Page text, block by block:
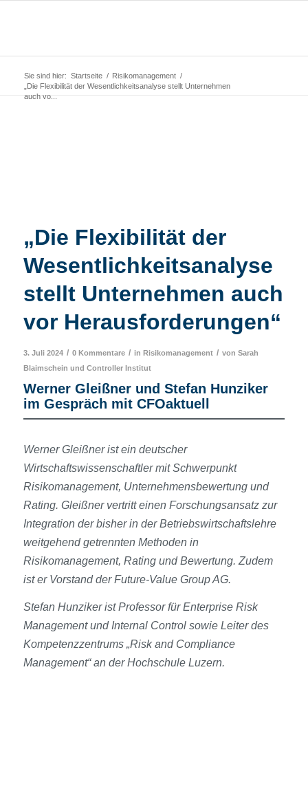
Sie sind hier: Startseite / Risikomanagement /
„Die Flexibilität der Wesentlichkeitsanalyse stellt Unternehmen
auch vo...
„Die Flexibilität der
Wesentlichkeitsanalyse
stellt Unternehmen auch
vor Herausforderungen“
3. Juli 2024 / 0 Kommentare / in Risikomanagement / von Sarah
Blaimschein und Controller Institut
Werner Gleißner und Stefan Hunziker
im Gespräch mit CFOaktuell
Werner Gleißner ist ein deutscher
Wirtschaftswissenschaftler mit Schwerpunkt
Risikomanagement, Unternehmensbewertung und
Rating. Gleißner vertritt einen Forschungsansatz zur
Integration der bisher in der Betriebswirtschaftslehre
weitgehend getrennten Methoden in
Risikomanagement, Rating und Bewertung. Zudem
ist er Vorstand der Future-Value Group AG.
Stefan Hunziker ist Professor für Enterprise Risk
Management und Internal Control sowie Leiter des
Kompetenzzentrums „Risk and Compliance
Management“ an der Hochschule Luzern.